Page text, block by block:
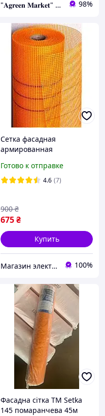
"𝐀𝐠𝐫𝐞𝐞𝐧 𝐌𝐚𝐫𝐤𝐞𝐭" – Выращивайте мечту, а мы позаботимся обо всем остальном! 98%
Сетка фасадная
армированная
Готово к отправке
4.6 (7)
675₴
900 ₴
Купить
Магазин электротоваров ASFA 100%
Фасадна сітка ТМ Setka
145 помаранчева 45м